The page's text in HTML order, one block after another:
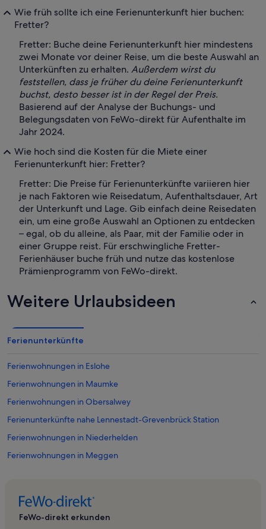
Wie früh sollte ich eine Ferienunterkunft hier buchen:
Fretter?
Fretter: Buche deine Ferienunterkunft hier mindestens
zwei Monate vor deiner Reise, um die beste Auswahl an
Unterkünften zu erhalten. Außerdem wirst du
feststellen, dass je früher du deine Ferienunterkunft
buchst, desto besser ist in der Regel der Preis.
Basierend auf der Analyse der Buchungs- und
Belegungsdaten von FeWo-direkt für Aufenthalte im
Jahr 2024.
Wie hoch sind die Kosten für die Miete einer
Ferienunterkunft hier: Fretter?
Fretter: Die Preise für Ferienunterkünfte variieren hier
je nach Faktoren wie Reisedatum, Aufenthaltsdauer, Art
der Unterkunft und Lage. Gib einfach deine Reisedaten
ein, um eine große Auswahl an Optionen zu entdecken
– egal, ob du alleine, als Paar, mit der Familie oder in
einer Gruppe reist. Für erschwingliche Fretter-
Ferienhäuser buche früh und nutze das kostenlose
Prämienprogramm von FeWo-direkt.
Weitere Urlaubsideen
Ferienunterkünfte
Ferienwohnungen in Eslohe
Ferienwohnungen in Maumke
Ferienwohnungen in Obersalwey
Ferienunterkünfte nahe Lennestadt-Grevenbrück Station
Ferienwohnungen in Niederhelden
Ferienwohnungen in Meggen
Ferienwohnungen in Attendorn
FeWo-direkt erkunden